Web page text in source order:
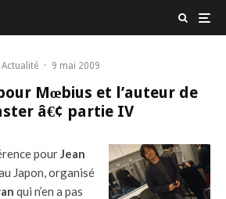
Actualité · 9 mai 2009
Mœbius et l’auteur de
â€¢ partie IV
pourJean
Japon, organisé
qui n’en a pas